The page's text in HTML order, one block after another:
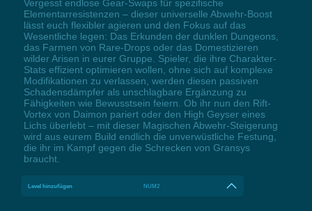
Vergesst endlose Gear-Swaps für spezifische
Elementarresistenzen – dieser universelle Abwehr-Boost
lässt euch flexibler agieren und den Fokus auf das
Wesentliche legen: Das Erkunden der dunklen Dungeons,
das Farmen von Rare-Drops oder das Domestizieren
wilder Arisen in eurer Gruppe. Spieler, die ihre Charakter-
Stats effizient optimieren wollen, ohne sich auf komplexe
Modifikationen zu verlassen, werden diesen passiven
Schadensdämpfer als unschlagbare Ergänzung zu
Fähigkeiten wie Bewusstsein feiern. Ob ihr nun den Rift-
Vortex von Daimon pariert oder den High Geyser eines
Lichs überlebt – mit dieser Magischen Abwehr-Steigerung
wird aus eurem Build endlich die unverwüstliche Festung,
die ihr im Kampf gegen die Schrecken von Gransys
braucht.
Level hinzufügen NUM2